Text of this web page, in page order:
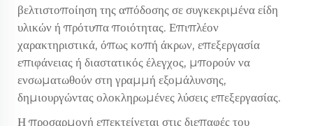
βελτιστοποίηση της απόδοσης σε συγκεκριμένα είδη
υλικών ή πρότυπα ποιότητας. Επιπλέον
χαρακτηριστικά, όπως κοπή άκρων, επεξεργασία
επιφάνειας ή διαστατικός έλεγχος, μπορούν να
ενσωματωθούν στη γραμμή εξομάλυνσης,
δημιουργώντας ολοκληρωμένες λύσεις επεξεργασίας.
Η προσαρμογή επεκτείνεται στις διεπαφές του